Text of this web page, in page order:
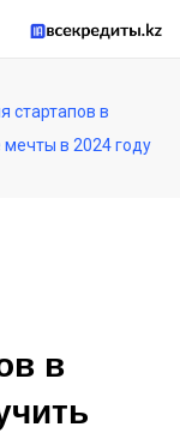
стартапов в
мечты в 2024 году
в